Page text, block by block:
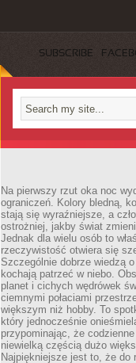
SUBSCRIBE
Na pierwszy rzut oka noc
ograniczeń. Kolory bledną,
stają się wyraźniejsze, a
ostrożniej, jakby świat
Jednak dla wielu osób to
rzeczywistość otwiera się
Szczególnie dobrze wiedzą
kochają patrzeć w niebo.
planet i cichych wędrówek
ciemnymi połaciami
większym niż hobby. To
który jednocześnie
przypominając, że
niewielką częścią dużo
Najpiękniejsze jest to, że do